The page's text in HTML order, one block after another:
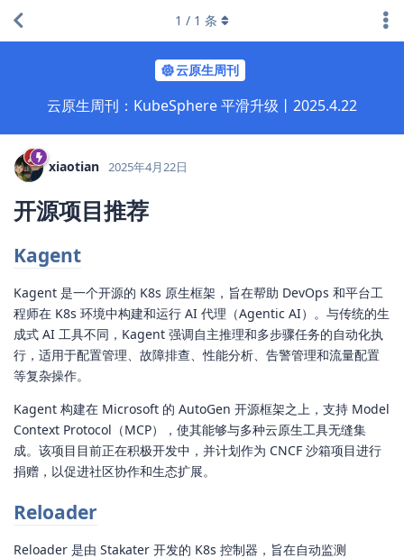
云原生周刊
云原生周刊：KubeSphere 平滑升级丨2025.4.22
1 / 1 条
xiaotian 2025年4月22日
开源项目推荐
Kagent
Kagent 是一个开源的 K8s 原生框架，旨在帮助 DevOps 和平台工
程师在 K8s 环境中构建和运行 AI 代理（Agentic AI）。与传统的生
成式 AI 工具不同，Kagent 强调自主推理和多步骤任务的自动化执
行，适用于配置管理、故障排查、性能分析、告警管理和流量配置
等复杂操作。
Kagent 构建在 Microsoft 的 AutoGen 开源框架之上，支持 Model
Context Protocol（MCP），使其能够与多种云原生工具无缝集
成。该项目目前正在积极开发中，并计划作为 CNCF 沙箱项目进行
捐赠，以促进社区协作和生态扩展。
Reloader
Reloader 是由 Stakater 开发的 K8s 控制器，旨在自动监测